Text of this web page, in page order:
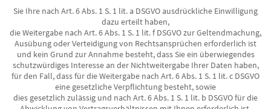
Sie Ihre nach Art. 6 Abs. 1 S. 1 lit. a DSGVO ausdrückliche Einwilligung
dazu erteilt haben,
die Weitergabe nach Art. 6 Abs. 1 S. 1 lit. f DSGVO zur Geltendmachung,
Ausübung oder Verteidigung von Rechtsansprüchen erforderlich ist
und kein Grund zur Annahme besteht, dass Sie ein überwiegendes
schutzwürdiges Interesse an der Nichtweitergabe Ihrer Daten haben,
für den Fall, dass für die Weitergabe nach Art. 6 Abs. 1 S. 1 lit. c DSGVO
eine gesetzliche Verpflichtung besteht, sowie
dies gesetzlich zulässig und nach Art. 6 Abs. 1 S. 1 lit. b DSGVO für die